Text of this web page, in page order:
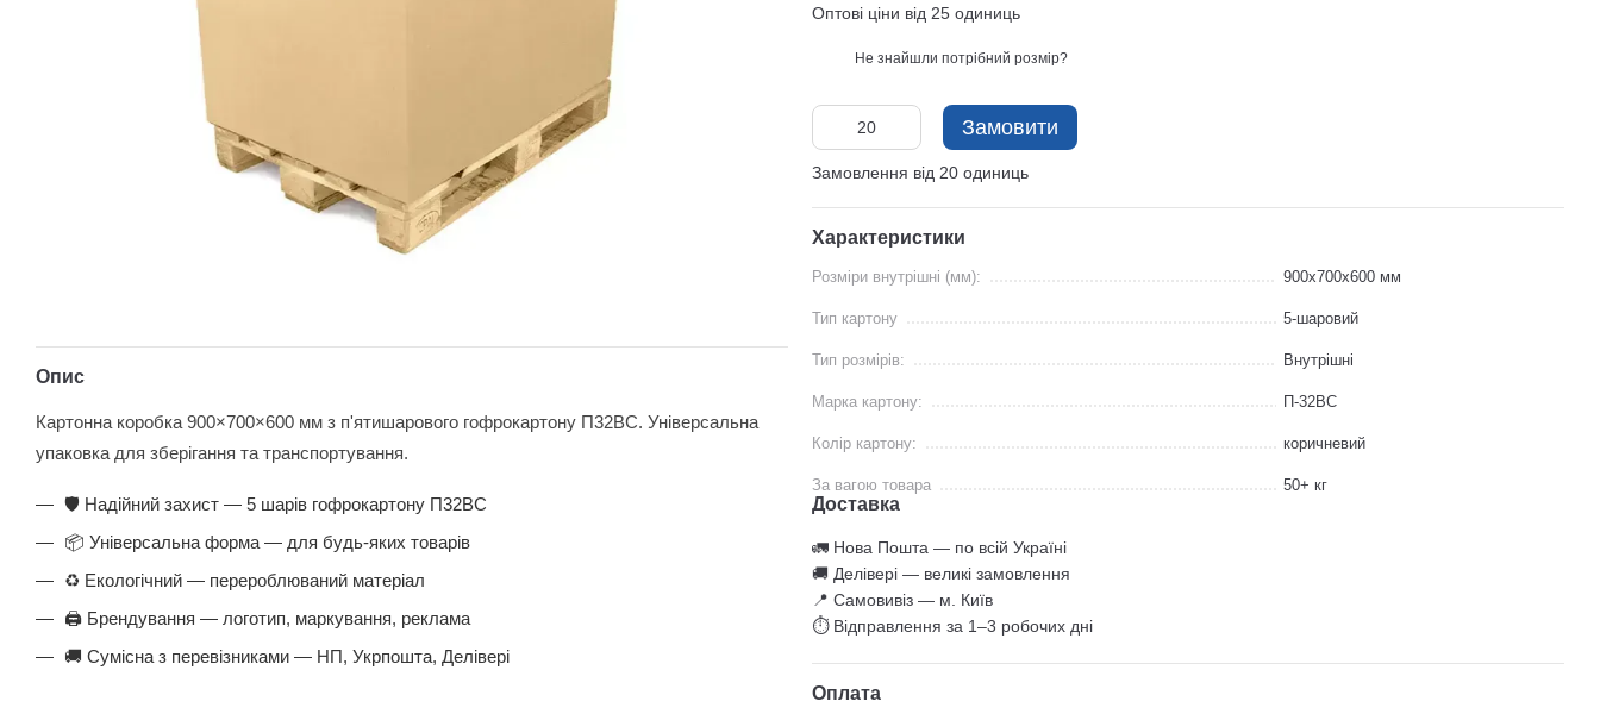
Опис
Картонна коробка 900×700×600 мм з п'ятишарового гофрокартону П32ВС. Універсальна
упаковка для зберігання та транспортування.
🛡️ Надійний захист — 5 шарів гофрокартону П32ВС
📦 Універсальна форма — для будь-яких товарів
♻️ Екологічний — перероблюваний матеріал
🖨️ Брендування — логотип, маркування, реклама
🚚 Сумісна з перевізниками — НП, Укрпошта, Делівері
Оптові ціни від 25 одиниць
Не знайшли потрібний розмір?
Замовити
Замовлення від 20 одиниць
Характеристики
Розміри внутрішні (мм): 900x700x600 мм
Тип картону 5-шаровий
Тип розмірів: Внутрішні
Марка картону: П-32ВС
Колір картону: коричневий
За вагою товара 50+ кг
Доставка
🚛 Нова Пошта — по всій Україні
🚚 Делівері — великі замовлення
📍 Самовивіз — м. Київ
⏱ Відправлення за 1–3 робочих дні
Оплата